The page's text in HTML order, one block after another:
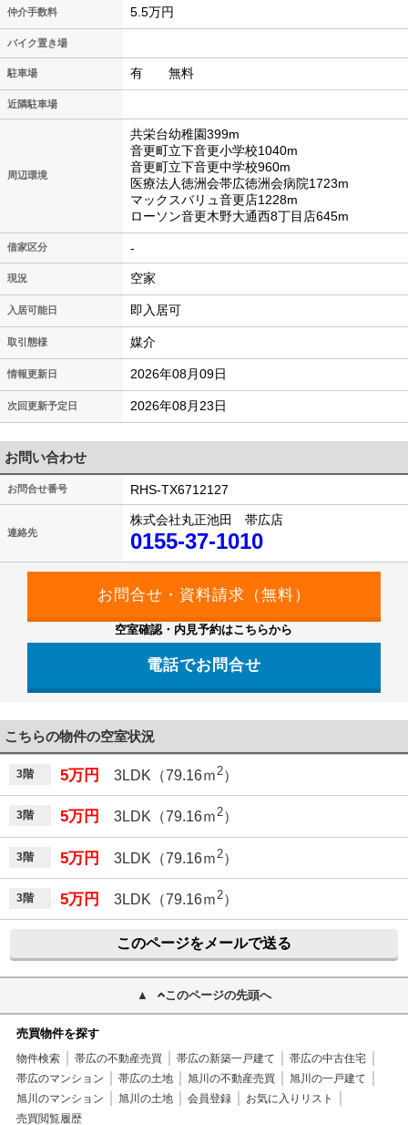
仲介手数料 5.5万円
バイク置き場
駐車場 有 無料
近隣駐車場
周辺環境
共栄台幼稚園399m
音更町立下音更小学校1040m
音更町立下音更中学校960m
医療法人徳洲会帯広徳洲会病院1723m
マックスバリュ音更店1228m
ローソン音更木野大通西8丁目店645m
借家区分 -
現況 空家
入居可能日 即入居可
取引態様 媒介
情報更新日 2026年08月09日
次回更新予定日 2026年08月23日
お問い合わせ
お問合せ番号 RHS-TX6712127
連絡先
株式会社丸正池田 帯広店
0155-37-1010
空室確認・内見予約はこちらから
電話でお問合せ
こちらの物件の空室状況
3階 5万円 3LDK（79.16ｍ2）
3階 5万円 3LDK（79.16ｍ2）
3階 5万円 3LDK（79.16ｍ 2）
3階 5万円 3LDK（79.16ｍ 2）
このページをメールで送る
このページの先頭へ
売買物件を探す
物件検索 帯広の不動産売買 帯広の新築一戸建て
帯広の中古住宅
帯広のマンション
帯広の土地 旭川の不動産売買
旭川の一戸建て
旭川のマンション
旭川の土地 会員登録
お気に入りリスト
売買閲覧履歴